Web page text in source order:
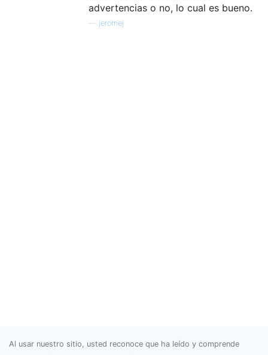
advertencias o no, lo cual es bueno.
jeromej
Al usar nuestro sitio, usted reconoce que ha leído y comprende